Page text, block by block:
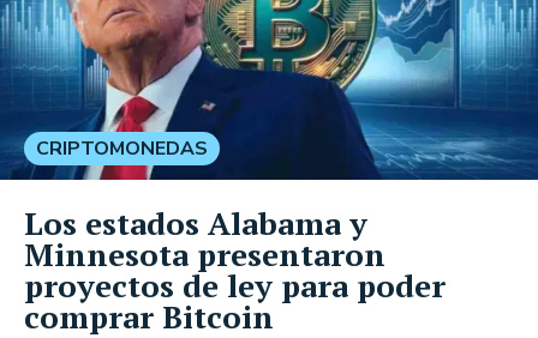
CRIPTOMONEDAS
Los estados Alabama y
Minnesota presentaron
proyectos de ley para poder
comprar Bitcoin